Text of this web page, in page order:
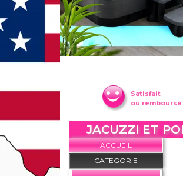
Satisfait
ou remboursé
JACUZZI ET
ACCUEIL
CATEGORIE